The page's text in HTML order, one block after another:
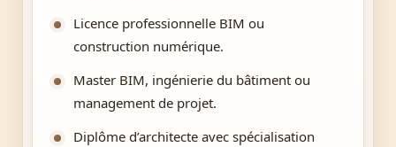
Licence professionnelle BIM ou
construction numérique.
Master BIM, ingénierie du bâtiment ou
management de projet.
Diplôme d’architecte avec spécialisation